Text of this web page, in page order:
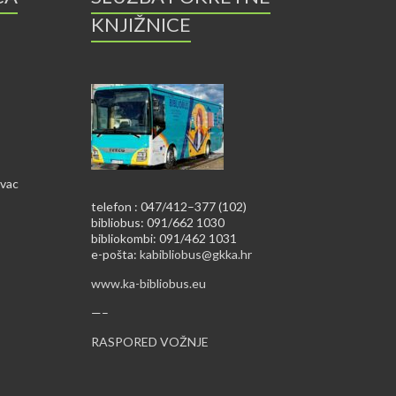
KNJIŽNICE
telefon : 047/412–377 (102)
bibliobus: 091/662 1030
bibliokombi: 091/462 1031
e-pošta: kabibliobus@gkka.hr
www.ka-bibliobus.eu
—–
RASPORED VOŽNJE